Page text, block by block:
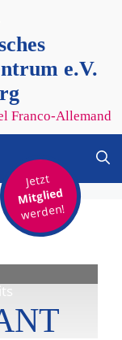
e.V.
Franco-Allemand
Jetzt
Mitglied
werden!